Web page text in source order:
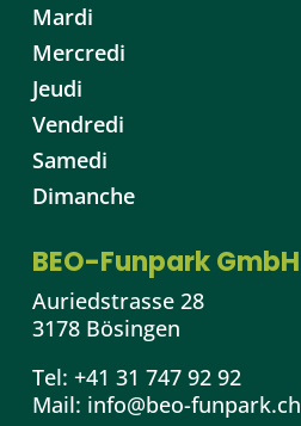
Mardi
Mercredi
Jeudi
Vendredi
Samedi
Dimanche
BEO-Funpark GmbH
Auriedstrasse 28
3178 Bösingen
Tel: +41 31 747 92 92
Mail: info@beo-funpark.ch